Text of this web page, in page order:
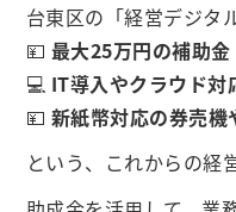
台東区の「経営デジタ
💴 最大25万円の補助金
💻 IT導入やクラウド対
💴 新紙幣対応の券売機
という、これからの経